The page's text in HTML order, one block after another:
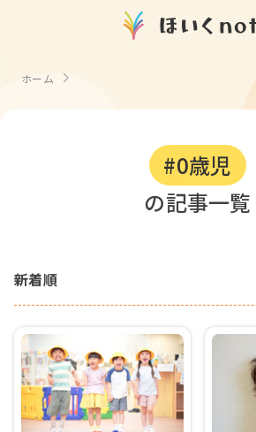
(無料)
室内遊び・道具なし
ことば遊び
自然遊び
隙間時間
伝承遊び
記念日・行事の由来
役立ち
資格・スキルアップ
壁紙
おたより文例
園情報
Goods
クリエイター
ホーム
#0歳児
の記事一覧
新着順